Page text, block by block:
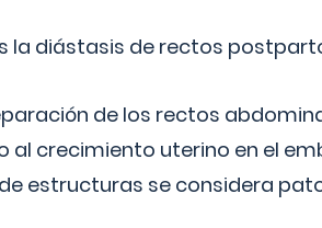
la diástasis de rectos
de los rectos
al crecimiento uterino en el
estructuras se considera